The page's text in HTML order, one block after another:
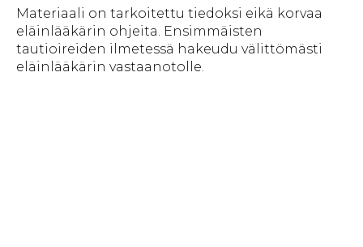
Materiaali on tarkoitettu tiedoksi eikä korvaa
eläinlääkärin ohjeita. Ensimmäisten
tautioireiden ilmetessä hakeudu välittömästi
eläinlääkärin vastaanotolle.